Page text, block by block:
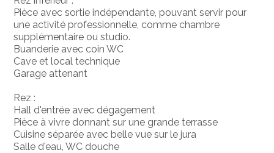
Pièce avec sortie indépendante, pouvant servir pour
une activité professionnelle, comme chambre
supplémentaire ou studio.
Buanderie avec coin WC
Cave et local technique
Garage attenant
Rez :
Hall d'entrée avec dégagement
Pièce à vivre donnant sur une grande terrasse
Cuisine séparée avec belle vue sur le jura
Salle d'eau, WC douche